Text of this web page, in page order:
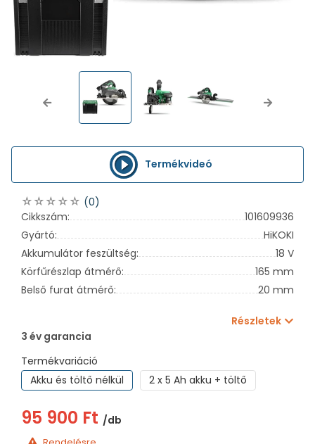
Termékvideó
Previous Next
(0)
Cikkszám:
101609936
Gyártó:
HiKOKI
Akkumulátor feszültség:
18 V
Körfűrészlap átmérő:
165 mm
Belső furat átmérő:
20 mm
Részletek
3 év garancia
Termékvariáció
Akku és töltő nélkül
2 x 5 Ah akku + töltő
95 900 Ft /db